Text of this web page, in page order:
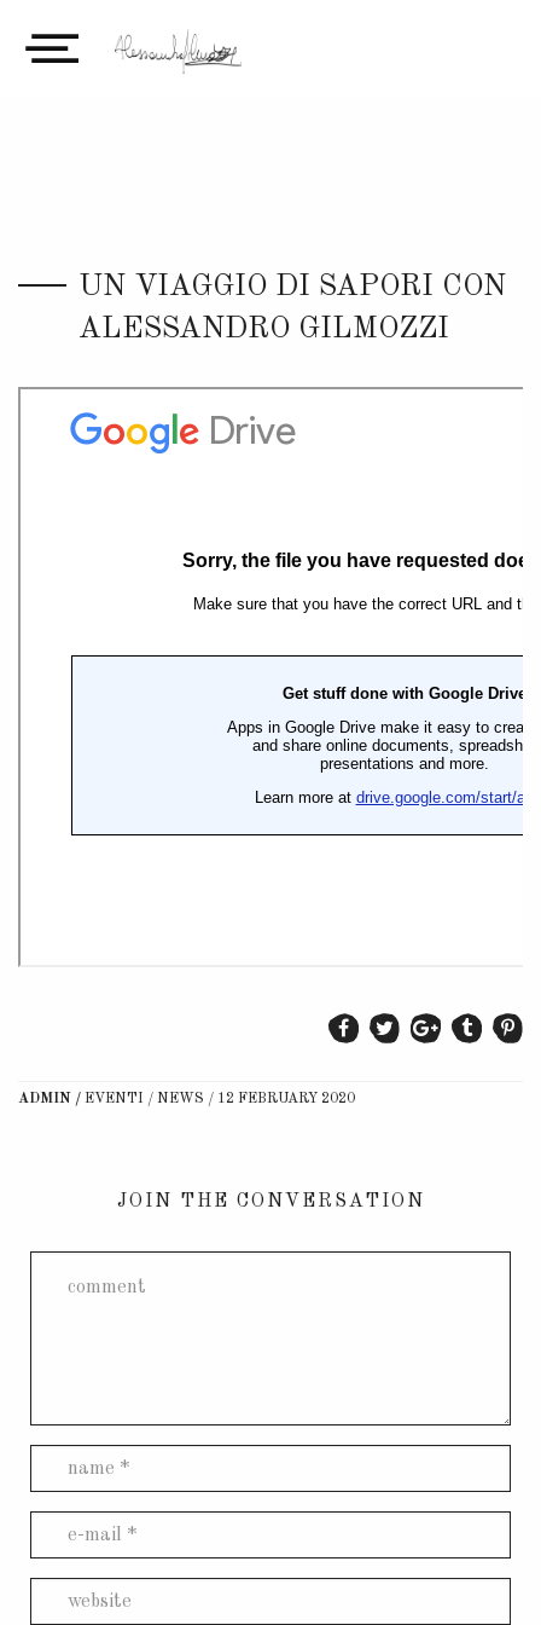
UN VIAGGIO DI SAPORI CON
ALESSANDRO GILMOZZI
ADMIN EVENTI / NEWS 12 FEBRUARY 2020
JOIN THE CONVERSATION